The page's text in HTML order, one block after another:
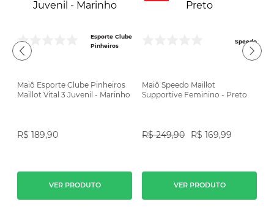
Esporte Clube
Pinheiros
Maiô Esporte Clube Pinheiros
Maillot Vital 3 Juvenil - Marinho
R$ 189,90
VER PRODUTO
Speedo
Maiô Speedo Maillot
Supportive Feminino - Preto
R$ 249,90 R$ 169,99
VER PRODUTO